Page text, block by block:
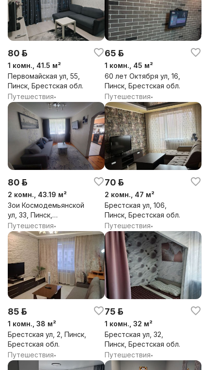
80 р.
1 комн., 41.5 м²
Первомайская ул, 55,
Пинск, Брестская обл.
Путешествия•
65 р.
1 комн., 45 м²
60 лет Октября ул, 16,
Пинск, Брестская обл.
Путешествия•
80 р.
2 комн., 43.19 м²
Зои Космодемьянской
ул, 33, Пинск,
Брестская обл.
Путешествия•
70 р.
2 комн., 47 м²
Брестская ул, 106,
Пинск, Брестская обл.
Путешествия•
85 р.
1 комн., 38 м²
Брестская ул, 2, Пинск,
Брестская обл.
Путешествия•
75 р.
1 комн., 32 м²
Брестская ул, 32,
Пинск, Брестская обл.
Путешествия•